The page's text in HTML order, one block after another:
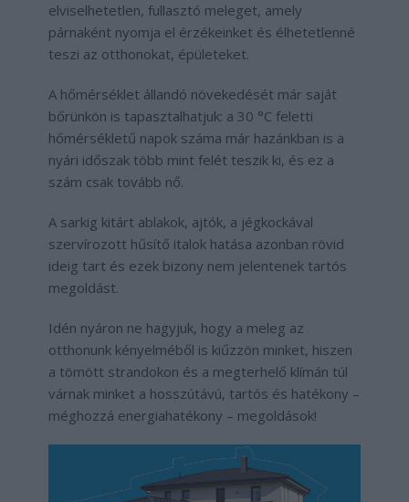
elviselhetetlen, fullasztó meleget, amely
párnaként nyomja el érzékeinket és élhetetlenné
teszi az otthonokat, épületeket.
A hőmérséklet állandó növekedését már saját
bőrünkön is tapasztalhatjuk: a 30 °C feletti
hőmérsékletű napok száma már hazánkban is a
nyári időszak több mint felét teszik ki, és ez a
szám csak tovább nő.
A sarkig kitárt ablakok, ajtók, a jégkockával
szervírozott hűsítő italok hatása azonban rövid
ideig tart és ezek bizony nem jelentenek tartós
megoldást.
Idén nyáron ne hagyjuk, hogy a meleg az
otthonunk kényelméből is kiűzzön minket, hiszen
a tömött strandokon és a megterhelő klímán túl
várnak minket a hosszútávú, tartós és hatékony –
méghozzá energiahatékony – megoldások!